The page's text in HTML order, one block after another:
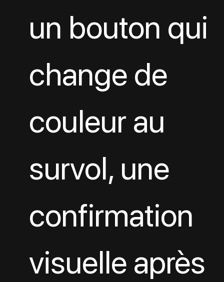
un bouton qui
change de
couleur au
survol, une
confirmation
visuelle après